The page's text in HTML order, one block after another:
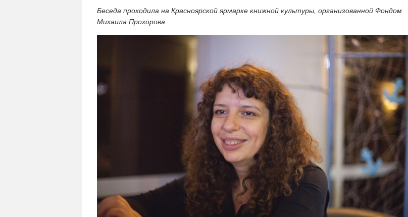
Беседа проходила на Красноярской ярмарке книжной культуры, организованной Фондом
Михаила Прохорова